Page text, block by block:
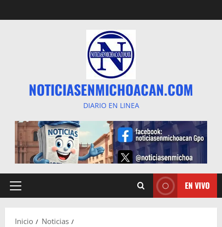
al
NOTICIASENMICHOACAN.COM
DIARIO EN LINEA
Menú
EN VIVO
Inicio
Noticias